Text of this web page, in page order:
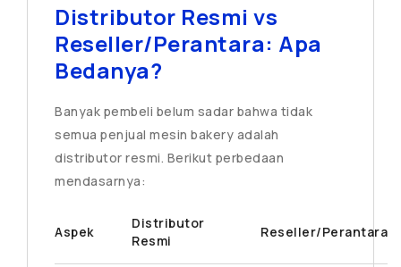
Distributor Resmi vs
Reseller/Perantara: Apa
Bedanya?
Banyak pembeli belum sadar bahwa tidak
semua penjual mesin bakery adalah
distributor resmi. Berikut perbedaan
mendasarnya:
Aspek
Distributor
Resmi
Reseller/Perantara